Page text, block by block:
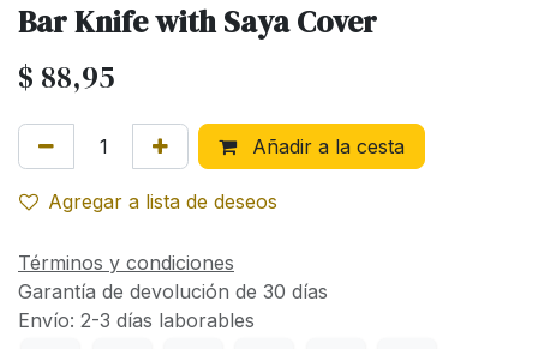
Bar Knife with Saya Cover
$ 88,95
Añadir a la cesta
Agregar a lista de deseos
Términos y condiciones
Garantía de devolución de 30 días
Envío: 2-3 días laborables